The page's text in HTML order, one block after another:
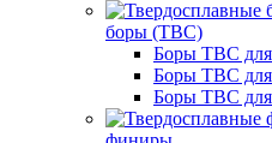
боры (ТВС)
Боры ТВС
Боры ТВС
Боры ТВС